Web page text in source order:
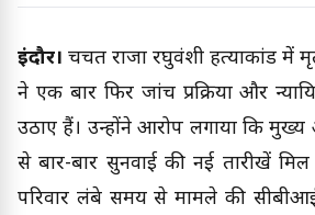
इंदौर। चर्चित राजा रघुवंशी हत्याकांड
ने एक बार फिर जांच प्रक्रिया और
उठाए हैं। उन्होंने आरोप लगाया कि मुख्य
से बार-बार सुनवाई की नई तारीखें
परिवार लंबे समय से मामले की